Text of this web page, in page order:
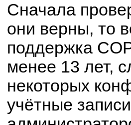
Сначала
они верны, то
поддержка
менее 13 лет,
некоторых
учётные